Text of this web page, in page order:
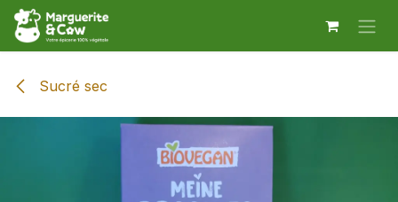
Se rendre au contenu
Sucré sec